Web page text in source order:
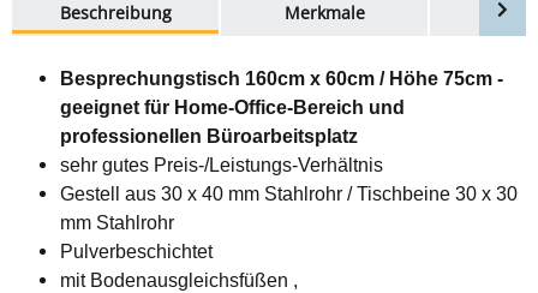
Beschreibung
Merkmale
Besprechungstisch 160cm x 60cm / Höhe 75cm -
geeignet für Home-Office-Bereich und
professionellen Büroarbeitsplatz
sehr gutes Preis-/Leistungs-Verhältnis
Gestell aus 30 x 40 mm Stahlrohr / Tischbeine 30 x 30
mm Stahlrohr
Pulverbeschichtet
mit Bodenausgleichsfüßen ,